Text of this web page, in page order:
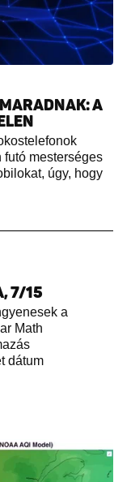
A
mesterséges
úgy, hogy
7/15
a
Math
dátum